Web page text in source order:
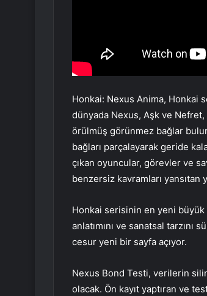
Honkai: Nexus Anima, Honkai
dünyada Nexus, Aşk ve Nefret,
örülmüş görünmez bağlar
bağları parçalayarak geride
çıkan oyuncular, görevler ve
benzersiz kavramları
Honkai serisinin en yeni
anlatımını ve sanatsal tarzını
cesur yeni bir sayfa açıyor.
Nexus Bond Testi, verilerin
olacak. Ön kayıt yaptıran ve